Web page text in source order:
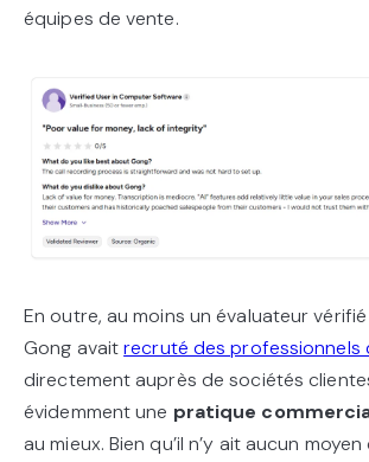
équipes de vente.
En outre, au moins un évaluateur
Gong avaitrecruté des professionnels
directement auprès de sociétés
évidemment une pratique
au mieux. Bien qu’il n’y ait aucun